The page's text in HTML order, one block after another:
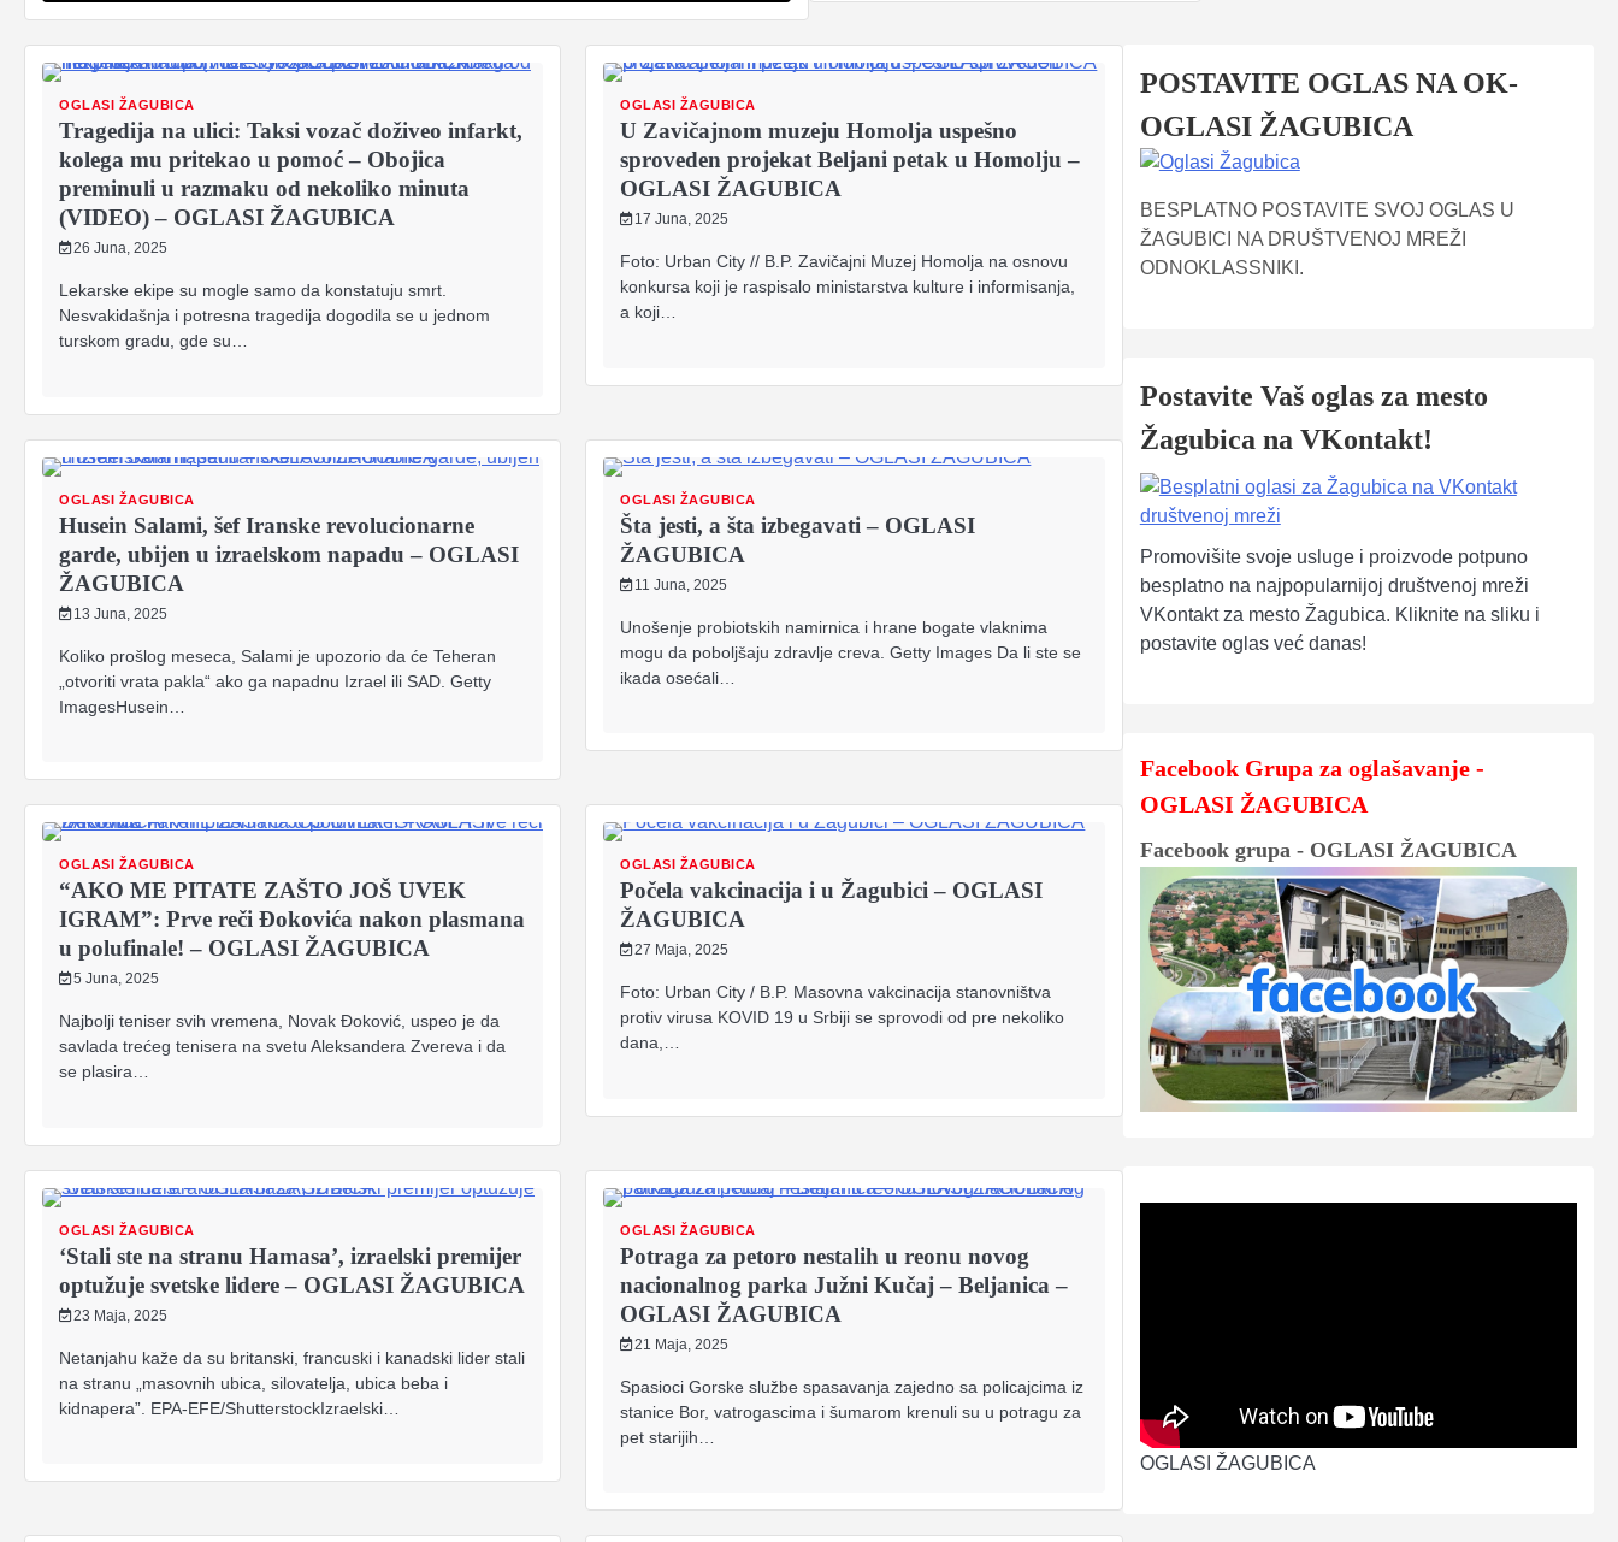
OGLASI ŽAGUBICA
Tragedija na ulici: Taksi vozač doživeo infarkt,
kolega mu pritekao u pomoć – Obojica
preminuli u razmaku od nekoliko minuta
(VIDEO) – OGLASI ŽAGUBICA
26 Juna, 2025
Lekarske ekipe su mogle samo da konstatuju smrt.
Nesvakidašnja i potresna tragedija dogodila se u jednom
turskom gradu, gde su…
OGLASI ŽAGUBICA
U Zavičajnom muzeju Homolja uspešno
sproveden projekat Beljani petak u Homolju –
OGLASI ŽAGUBICA
17 Juna, 2025
Foto: Urban City // B.P. Zavičajni Muzej Homolja na osnovu
konkursa koji je raspisalo ministarstva kulture i informisanja,
a koji…
OGLASI ŽAGUBICA
Husein Salami, šef Iranske revolucionarne
garde, ubijen u izraelskom napadu – OGLASI
ŽAGUBICA
13 Juna, 2025
Koliko prošlog meseca, Salami je upozorio da će Teheran
„otvoriti vrata pakla“ ako ga napadnu Izrael ili SAD. Getty
ImagesHusein…
OGLASI ŽAGUBICA
Šta jesti, a šta izbegavati – OGLASI
ŽAGUBICA
11 Juna, 2025
Unošenje probiotskih namirnica i hrane bogate vlaknima
mogu da poboljšaju zdravlje creva. Getty Images Da li ste se
ikada osećali…
OGLASI ŽAGUBICA
“AKO ME PITATE ZAŠTO JOŠ UVEK
IGRAM”: Prve reči Đokovića nakon plasmana
u polufinale! – OGLASI ŽAGUBICA
5 Juna, 2025
Najbolji teniser svih vremena, Novak Đoković, uspeo je da
savlada trećeg tenisera na svetu Aleksandera Zvereva i da
se plasira…
OGLASI ŽAGUBICA
Počela vakcinacija i u Žagubici – OGLASI
ŽAGUBICA
27 Maja, 2025
Foto: Urban City / B.P. Masovna vakcinacija stanovništva
protiv virusa KOVID 19 u Srbiji se sprovodi od pre nekoliko
dana,…
OGLASI ŽAGUBICA
‘Stali ste na stranu Hamasa’, izraelski premijer
optužuje svetske lidere – OGLASI ŽAGUBICA
23 Maja, 2025
Netanjahu kaže da su britanski, francuski i kanadski lider stali
na stranu „masovnih ubica, silovatelja, ubica beba i
kidnapera”. EPA-EFE/ShutterstockIzraelski…
OGLASI ŽAGUBICA
Potraga za petoro nestalih u reonu novog
nacionalnog parka Južni Kučaj – Beljanica –
OGLASI ŽAGUBICA
21 Maja, 2025
Spasioci Gorske službe spasavanja zajedno sa policajcima iz
stanice Bor, vatrogascima i šumarom krenuli su u potragu za
pet starijih…
POSTAVITE OGLAS NA OK-
OGLASI ŽAGUBICA
BESPLATNO POSTAVITE SVOJ OGLAS U
ŽAGUBICI NA DRUŠTVENOJ MREŽI
ODNOKLASSNIKI.
Postavite Vaš oglas za mesto
Žagubica na VKontakt!
Promovišite svoje usluge i proizvode potpuno
besplatno na najpopularnijoj društvenoj mreži
VKontakt za mesto Žagubica. Kliknite na sliku i
postavite oglas već danas!
Facebook Grupa za oglašavanje -
OGLASI ŽAGUBICA
Facebook grupa - OGLASI ŽAGUBICA
OGLASI ŽAGUBICA